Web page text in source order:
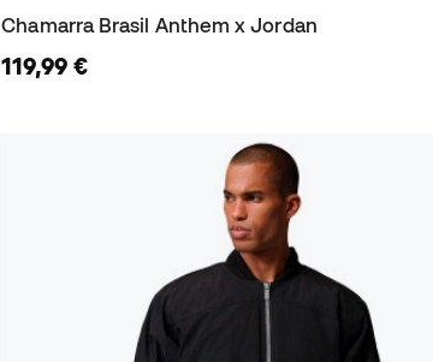
Chamarra Brasil Anthem x Jordan
119,99 €